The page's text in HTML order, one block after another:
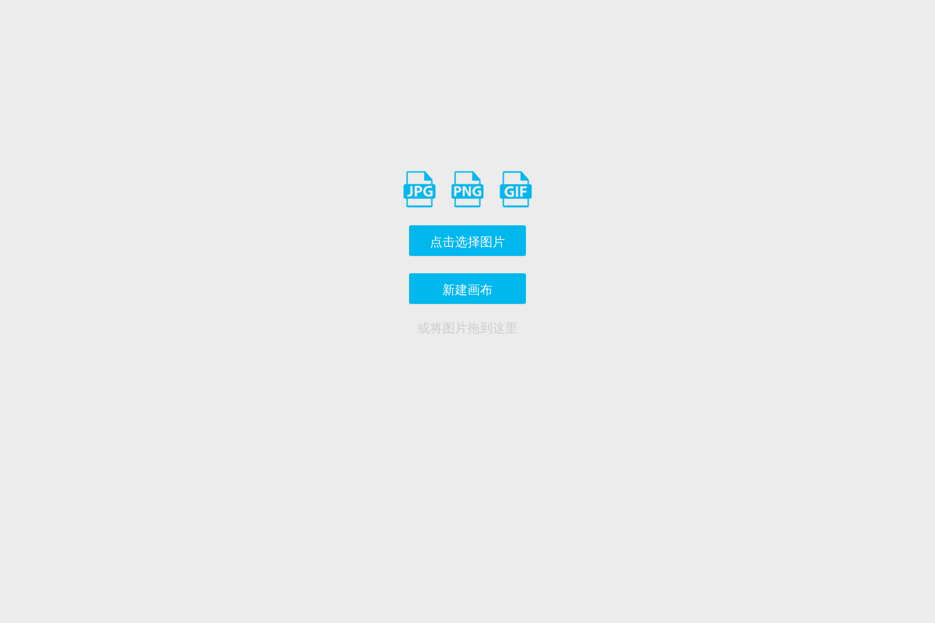
点击选择图片
新建画布
或将图片拖到这里